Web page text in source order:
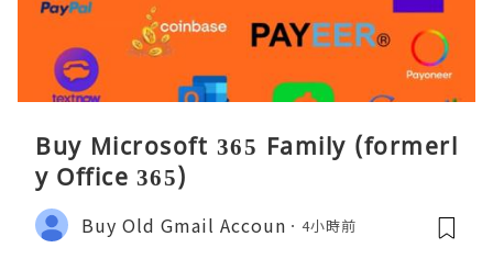
Buy Microsoft 365 Family (formerl
y Office 365)
Buy Old Gmail Accoun 4小時前